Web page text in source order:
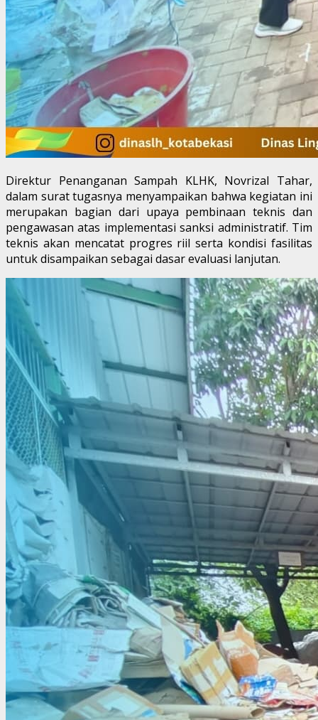
Direktur Penanganan Sampah KLHK, Novrizal Tahar,
dalam surat tugasnya menyampaikan bahwa kegiatan ini
merupakan bagian dari upaya pembinaan teknis dan
pengawasan atas implementasi sanksi administratif. Tim
teknis akan mencatat progres riil serta kondisi fasilitas
untuk disampaikan sebagai dasar evaluasi lanjutan.